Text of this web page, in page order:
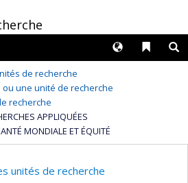
Liens
Langues
de recherche
une unité de recherche
recherche
APPLIQUÉES
MONDIALE ET ÉQUITÉ
unités de recherche